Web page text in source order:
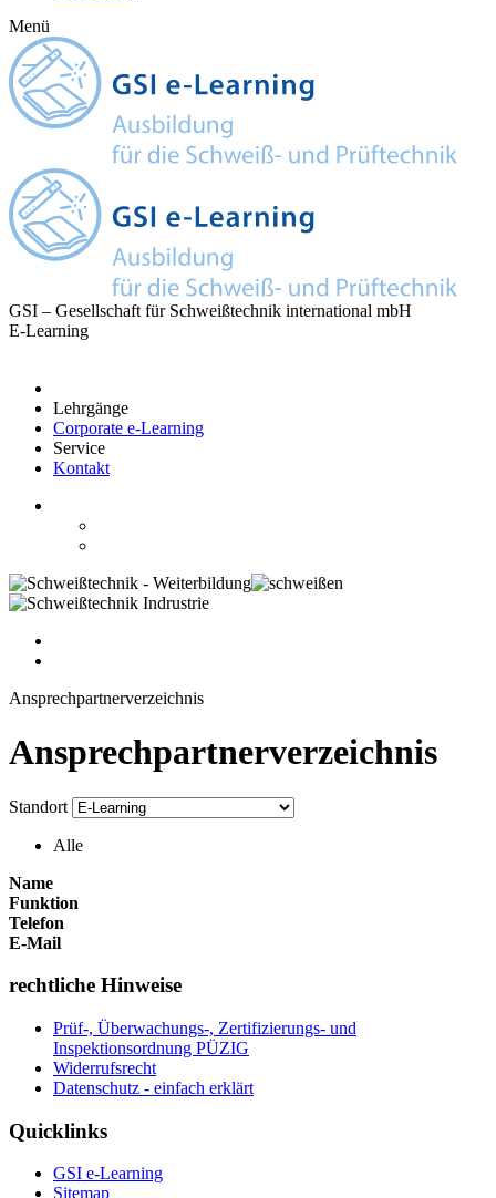
Menü
GSI – Gesellschaft für Schweißtechnik international mbH
E-Learning
Lehrgänge
Corporate e-Learning
Service
Kontakt
Ansprechpartnerverzeichnis
Ansprechpartnerverzeichnis
Standort
Alle
Name
Funktion
Telefon
E-Mail
rechtliche Hinweise
Prüf-, Überwachungs-, Zertifizierungs- und
Inspektionsordnung PÜZIG
Widerrufsrecht
Datenschutz - einfach erklärt
Quicklinks
GSI e-Learning
Sitemap